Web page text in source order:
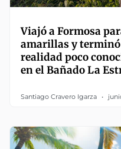
Viajó a Formosa
amarillas y
realidad poco
en el Bañado La
Santiago Cravero Igarza